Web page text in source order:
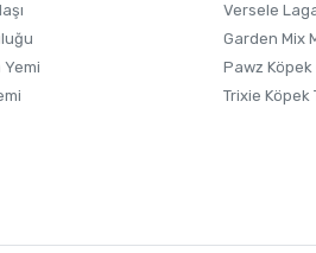
Versele
Garden Mix
Pawz Köpek
Trixie Köpek